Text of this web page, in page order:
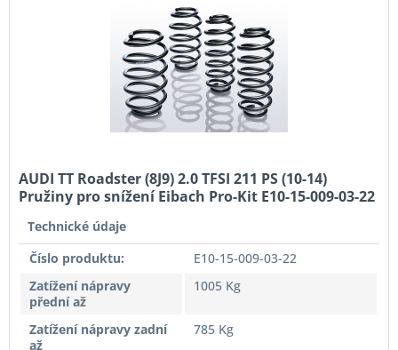
AUDI TT Roadster (8J9) 2.0 TFSI 211 PS (10-14)
Pružiny pro snížení Eibach Pro-Kit E10-15-009-03-22
Technické údaje
Číslo produktu:
E10-15-009-03-22
Zatížení nápravy
přední až
1005 Kg
Zatížení nápravy zadní
až
785 Kg